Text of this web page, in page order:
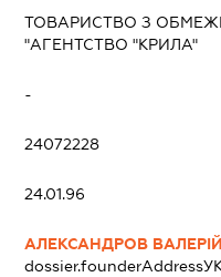
ТОВАРИСТВО З
"АГЕНТСТВО "КРИЛА"
-
24072228
24.01.96
АЛЕКСАНДРОВ
dossier.founderAddress